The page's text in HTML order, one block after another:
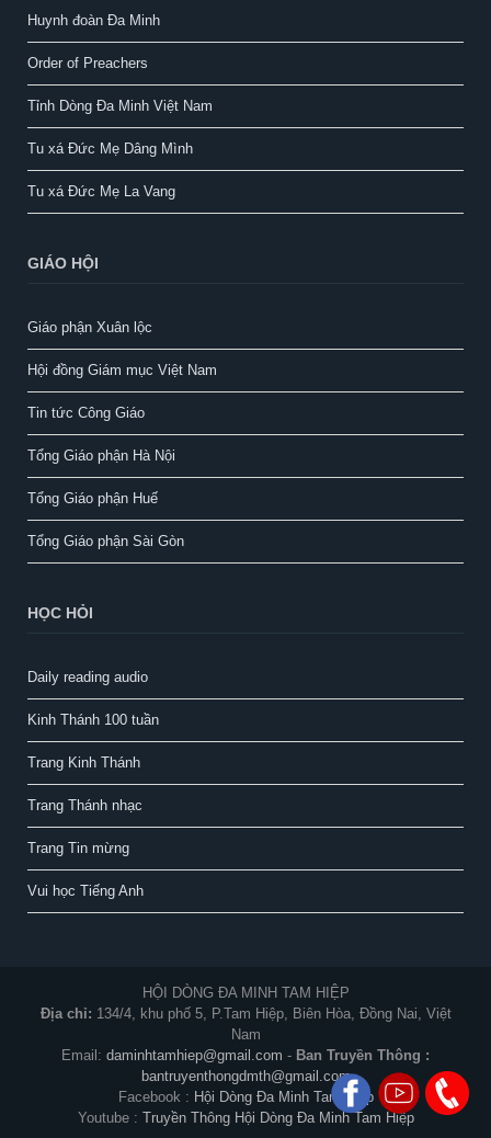
Huynh đoàn Đa Minh
Order of Preachers
Tỉnh Dòng Đa Minh Việt Nam
Tu xá Đức Mẹ Dâng Mình
Tu xá Đức Mẹ La Vang
GIÁO HỘI
Giáo phận Xuân lộc
Hội đồng Giám mục Việt Nam
Tin tức Công Giáo
Tổng Giáo phận Hà Nội
Tổng Giáo phận Huế
Tổng Giáo phận Sài Gòn
HỌC HỎI
Daily reading audio
Kinh Thánh 100 tuần
Trang Kinh Thánh
Trang Thánh nhạc
Trang Tin mừng
Vui học Tiếng Anh
HỘI DÒNG ĐA MINH TAM HIỆP
Địa chỉ: 134/4, khu phố 5, P.Tam Hiệp, Biên Hòa, Đồng Nai, Việt
Nam
Email: daminhtamhiep@gmail.com - Ban Truyền Thông :
bantruyenthongdmth@gmail.com
Facebook : Hội Dòng Đa Minh Tam Hiệp
Youtube : Truyền Thông Hội Dòng Đa Minh Tam Hiệp